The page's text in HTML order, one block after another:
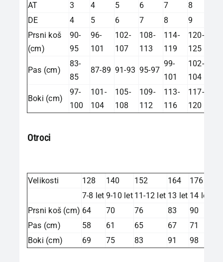
AT 3 4 5 6 7
8
DE
4 5 6 7 8
9
Prsni koš
(cm)
90-
95
96-
101
102-
107
108-
113
114-
119
120-
125
Pas (cm)
83-
85
87-89 91-93 95-97
99-
101
102-
104
Boki (cm)
97-
100
101-
104
105-
108
109-
112
113-
116
117-
120
Otroci
Velikosti 128 140 152 164
176
7-8 let 9-10 let 11-12 let 13 let 14 let
Prsni koš (cm) 64 70 76 83
90
Pas (cm)
58 61 65 67
71
Boki (cm)
69 75 83 91 98